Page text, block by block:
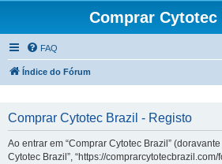
Comprar Cytotec
FAQ
Índice do Fórum
Comprar Cytotec Brazil - Registo
Ao entrar em “Comprar Cytotec Brazil” (doravante
Cytotec Brazil”, “https://